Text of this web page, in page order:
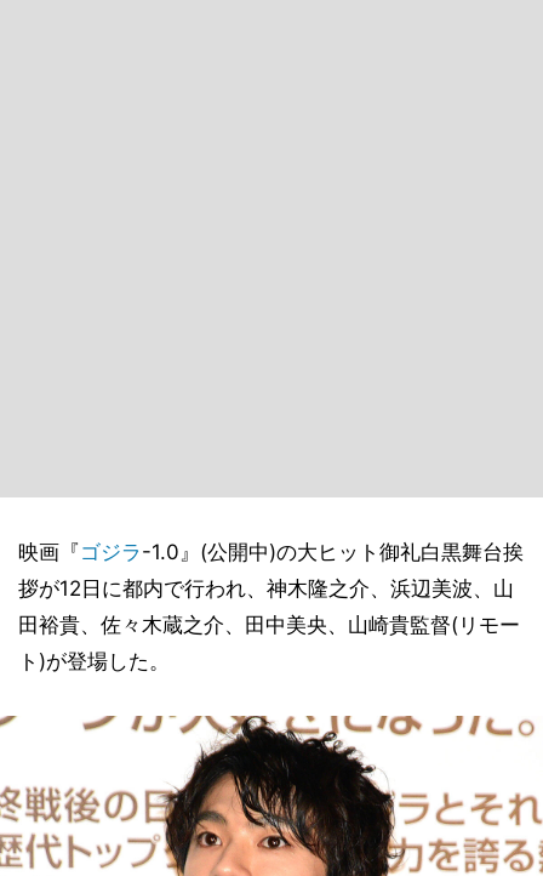
映画『ゴジラ -1.0』(公開中)の大ヒット御礼白黒舞台挨
拶が12日に都内で行われ、神木隆之介、浜辺美波、山
田裕貴、佐々木蔵之介、田中美央、山崎貴監督(リモー
ト)が登場した。